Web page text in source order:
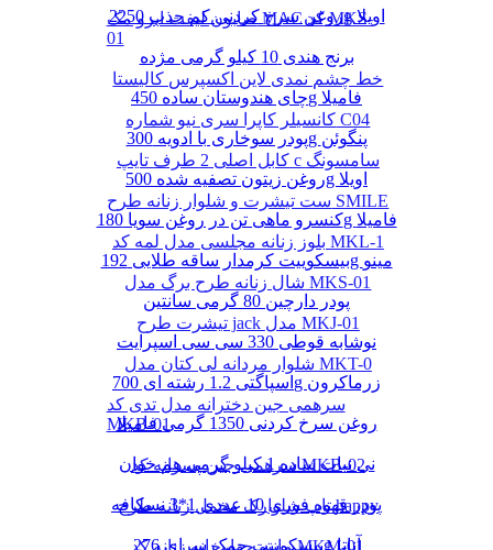
صابون لیفت ابرو مک MAC کد MKS-
01
خط چشم نمدی لاین اکسپرس کالیستا
کانسیلر کاپرا سری نیو شماره C04
کابل اصلی 2 طرف تایپ c سامسونگ
ست تیشرت و شلوار زنانه طرح SMILE
بلوز زنانه مجلسی مدل لمه کد MKL-1
شال زنانه طرح برگ مدل MKS-01
تیشرت طرح jack مدل MKJ-01
شلوار مردانه لی کتان مدل MKT-0
سرهمی جین دخترانه مدل تدی کد
MKB-01
سرهمی جین پسرانه کد MKB-02
تاپ شلوارک مخمل زنانه طرح happy
مانتو چهارخانه زنانه کد MKM-01
روغن سرخ کردنی کم جذب 2250g اویلا
برنج هندی 10 کیلو گرمی مژده
چای هندوستان ساده 450g فامیلا
پودر سوخاری با ادویه 300g پنگوئن
روغن زیتون تصفیه شده 500g اویلا
کنسرو ماهی تن در روغن سویا 180g فامیلا
بیسکوییت کرمدار ساقه طلایی 192g مینو
پودر دارچین 80 گرمی سانتین
نوشابه قوطی 330 سی سی اسپرایت
اسپاگتی 1.2 رشته ای 700g زرماکرون
روغن سرخ کردنی 1350 گرمی فامیلا
نی نبات ساده 1 کیلو گرمی هم خوان
پودر قهوه فوری 10 عددی 1*3 نسکافه
بیسکوییت چمک سرای 276g آناتا